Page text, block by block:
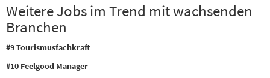
Weitere Jobs im Trend mit wachsenden
Branchen
#9 Tourismusfachkraft
#10 Feelgood Manager